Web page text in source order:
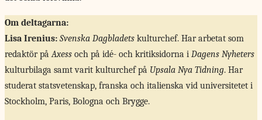
Om deltagarna:
Lisa Irenius: Svenska Dagbladets kulturchef. Har arbetat som
redaktör påAxess och på idé- och kritiksidorna i Dagens Nyheters
kulturbilaga samt varit kulturchef på Upsala Nya Tidning. Har
studerat statsvetenskap, franska och italienska vid universitetet i
Stockholm, Paris, Bologna och Brygge.